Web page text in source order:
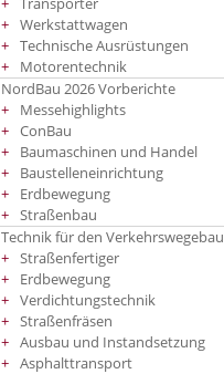
Werkstattwagen
Technische Ausrüstungen
Motorentechnik
NordBau 2026 Vorberichte
Messehighlights
ConBau
Baumaschinen und Handel
Baustelleneinrichtung
Erdbewegung
Straßenbau
Technik für den Verkehrswegebau
Straßenfertiger
Erdbewegung
Verdichtungstechnik
Straßenfräsen
Ausbau und Instandsetzung
Asphalttransport